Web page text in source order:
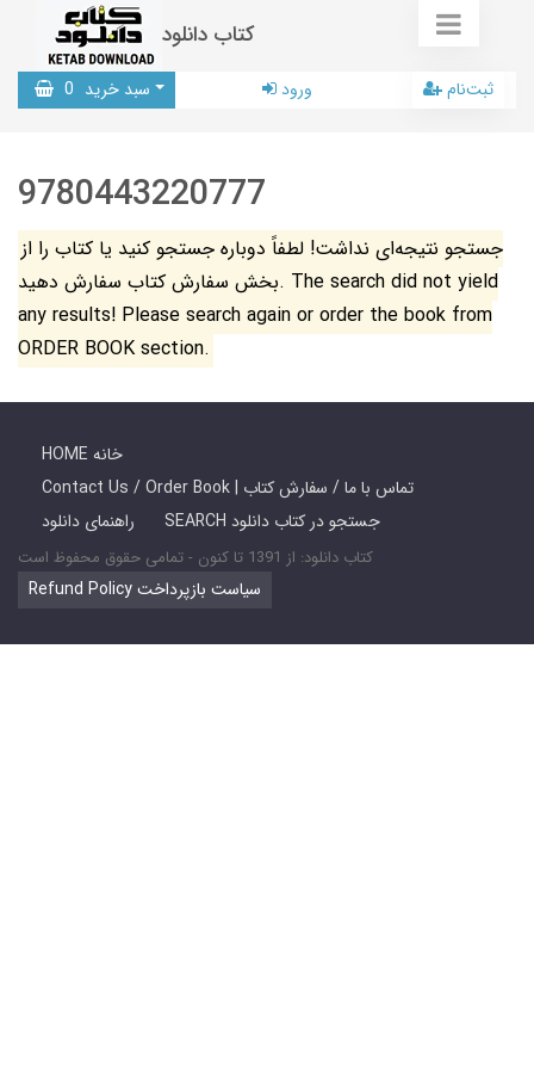
کتاب دانلود
سبد خرید 0 ورود ثبت‌نام
9780443220777
جستجو نتیجه‌ای نداشت! لطفاً دوباره جستجو کنید یا کتاب را از
بخش سفارش کتاب سفارش دهید. The search did not yield
any results! Please search again or order the book from
ORDER BOOK section.
HOME خانه
Contact Us / Order Book | تماس با ما / سفارش کتاب
راهنمای دانلود
SEARCH جستجو در کتاب دانلود
کتاب دانلود: از 1391 تا کنون - تمامی حقوق محفوظ است
Refund Policy سیاست بازپرداخت